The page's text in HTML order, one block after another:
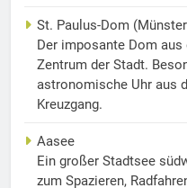
St. Paulus-Dom
Der imposante Dom
Zentrum der Stadt.
astronomische Uhr aus
Kreuzgang.
Aasee
Ein großer Stadtsee
zum Spazieren,